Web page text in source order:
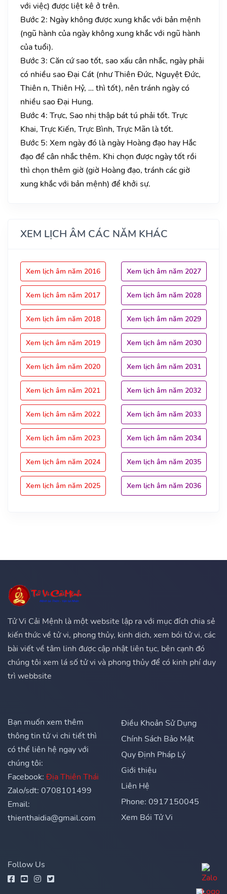
với việc) được liệt kê ở trên.
Bước 2: Ngày không được xung khắc với bản mệnh
(ngũ hành của ngày không xung khắc với ngũ hành
của tuổi).
Bước 3: Căn cứ sao tốt, sao xấu cân nhắc, ngày phải
có nhiều sao Đại Cát (như Thiên Đức, Nguyệt Đức,
Thiên n, Thiên Hỷ, … thì tốt), nên tránh ngày có
nhiều sao Đại Hung.
Bước 4: Trực, Sao nhị thập bát tú phải tốt. Trực
Khai, Trực Kiến, Trực Bình, Trực Mãn là tốt.
Bước 5: Xem ngày đó là ngày Hoàng đạo hay Hắc
đạo để cân nhắc thêm. Khi chọn được ngày tốt rồi
thì chọn thêm giờ (giờ Hoàng đạo, tránh các giờ
xung khắc với bản mệnh) để khởi sự.
XEM LỊCH ÂM CÁC NĂM KHÁC
Xem lịch âm năm 2016
Xem lịch âm năm 2017
Xem lịch âm năm 2018
Xem lịch âm năm 2019
Xem lịch âm năm 2020
Xem lịch âm năm 2021
Xem lịch âm năm 2022
Xem lịch âm năm 2023
Xem lịch âm năm 2024
Xem lịch âm năm 2025
Xem lịch âm năm 2027
Xem lịch âm năm 2028
Xem lịch âm năm 2029
Xem lịch âm năm 2030
Xem lịch âm năm 2031
Xem lịch âm năm 2032
Xem lịch âm năm 2033
Xem lịch âm năm 2034
Xem lịch âm năm 2035
Xem lịch âm năm 2036
Tử Vi Cải Mệnh là một website lập ra với mục đích chia sẻ
kiến thức về tử vi, phong thủy, kinh dịch, xem bói tử vi, các
bài viết về tâm linh được cập nhật liên tục, bên cạnh đó
chúng tôi xem lá số tử vi và phong thủy để có kinh phí duy
trì webbsite
Bạn muốn xem thêm
thông tin tử vi chi tiết thì
có thể liên hệ ngay với
chúng tôi:
Facebook: Địa Thiên Thái
Zalo/sdt: 0708101499
Email:
thienthaidia@gmail.com
Điều Khoản Sử Dụng
Chính Sách Bảo Mật
Quy Định Pháp Lý
Giới thiệu
Liên Hệ
Phone: 0917150045
Xem Bói Tử Vi
Follow Us